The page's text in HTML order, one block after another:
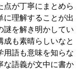
点が丁寧にまとめら
に理解することが出
謎を解き明かしてい
成も素晴らしいなと
用語も意味を知らな
な語義が文中に書か